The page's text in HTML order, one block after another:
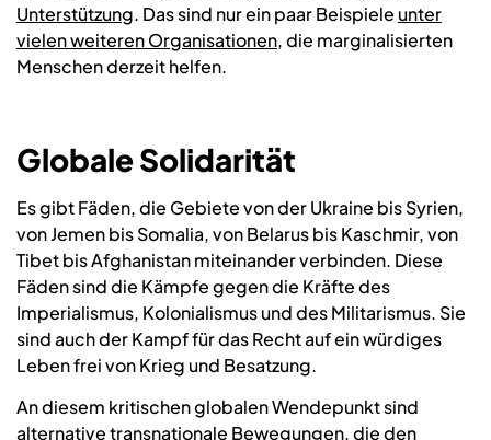
Unterstützung. Das sind nur ein paar Beispiele unter
vielen weiteren Organisationen, die marginalisierten
Menschen derzeit helfen.
Globale Solidarität
Es gibt Fäden, die Gebiete von der Ukraine bis Syrien,
von Jemen bis Somalia, von Belarus bis Kaschmir, von
Tibet bis Afghanistan miteinander verbinden. Diese
Fäden sind die Kämpfe gegen die Kräfte des
Imperialismus, Kolonialismus und des Militarismus. Sie
sind auch der Kampf für das Recht auf ein würdiges
Leben frei von Krieg und Besatzung.
An diesem kritischen globalen Wendepunkt sind
alternative transnationale Bewegungen, die den